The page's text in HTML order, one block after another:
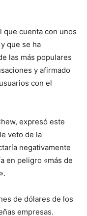
que cuenta con unos
que se ha
las más populares
y afirmado
con el
expresó este
veto de la
negativamente
en peligro «más de
de dólares de los
empresas.